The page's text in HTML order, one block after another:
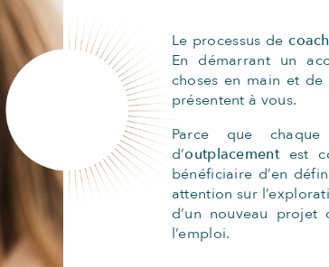
Le processus de
En démarrant un
choses en main et
présentent à vous.
Parce que
d’outplacementest
bénéficiaire d’en
attention sur
d’un nouveau
l’emploi.